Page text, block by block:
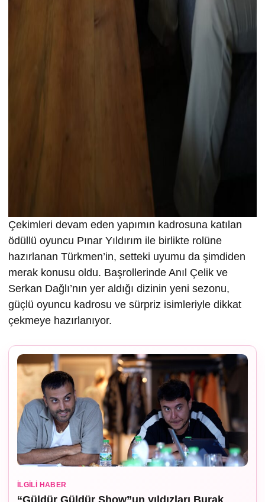
Çekimleri devam eden yapımın kadrosuna katılan
ödüllü oyuncu Pınar Yıldırım ile birlikte rolüne
hazırlanan Türkmen’in, setteki uyumu da şimdiden
merak konusu oldu. Başrollerinde Anıl Çelik ve
Serkan Dağlı’nın yer aldığı dizinin yeni sezonu,
güçlü oyuncu kadrosu ve sürpriz isimleriyle dikkat
çekmeye hazırlanıyor.
İLGILI HABER